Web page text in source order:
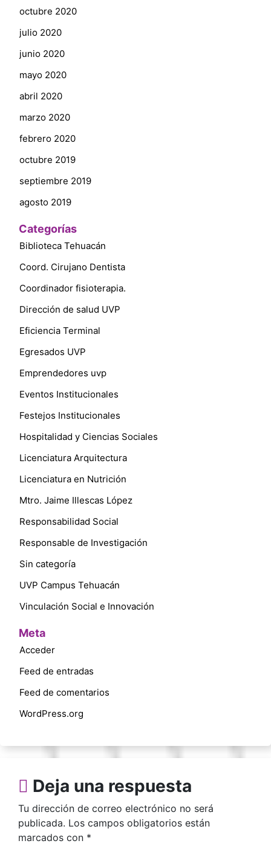
octubre 2020
julio 2020
junio 2020
mayo 2020
abril 2020
marzo 2020
febrero 2020
octubre 2019
septiembre 2019
agosto 2019
Categorías
Biblioteca Tehuacán
Coord. Cirujano Dentista
Coordinador fisioterapia.
Dirección de salud UVP
Eficiencia Terminal
Egresados UVP
Emprendedores uvp
Eventos Institucionales
Festejos Institucionales
Hospitalidad y Ciencias Sociales
Licenciatura Arquitectura
Licenciatura en Nutrición
Mtro. Jaime Illescas López
Responsabilidad Social
Responsable de Investigación
Sin categoría
UVP Campus Tehuacán
Vinculación Social e Innovación
Meta
Acceder
Feed de entradas
Feed de comentarios
WordPress.org
Deja una respuesta
Tu dirección de correo electrónico no será
publicada. Los campos obligatorios están
marcados con *